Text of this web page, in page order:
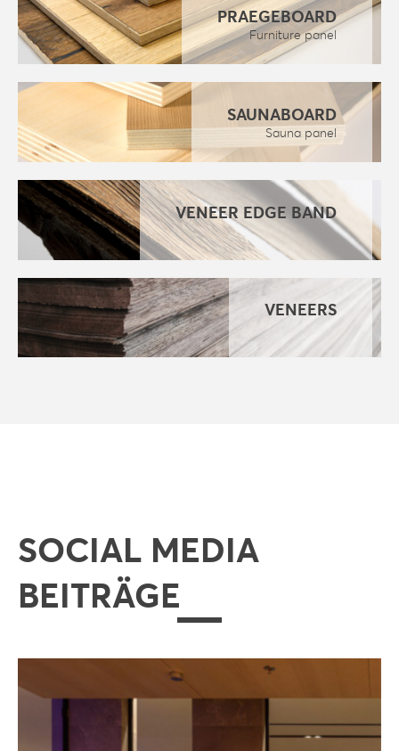
PRAEGEBOARD
Furniture panel
SAUNABOARD
Sauna panel
VENEER EDGE BAND
VENEERS
SOCIAL MEDIA
BEITRÄGE